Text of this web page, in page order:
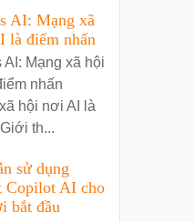
AI: Mạng xã
là điểm nhấn
AI: Mạng xã hội
nhấn
hội nơi AI là
th...
sử dụng
Copilot AI cho
bắt đầu